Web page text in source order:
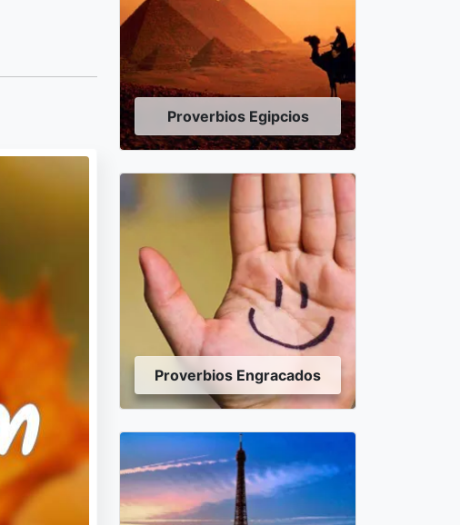
Proverbios Egipcios
Proverbios Engracados